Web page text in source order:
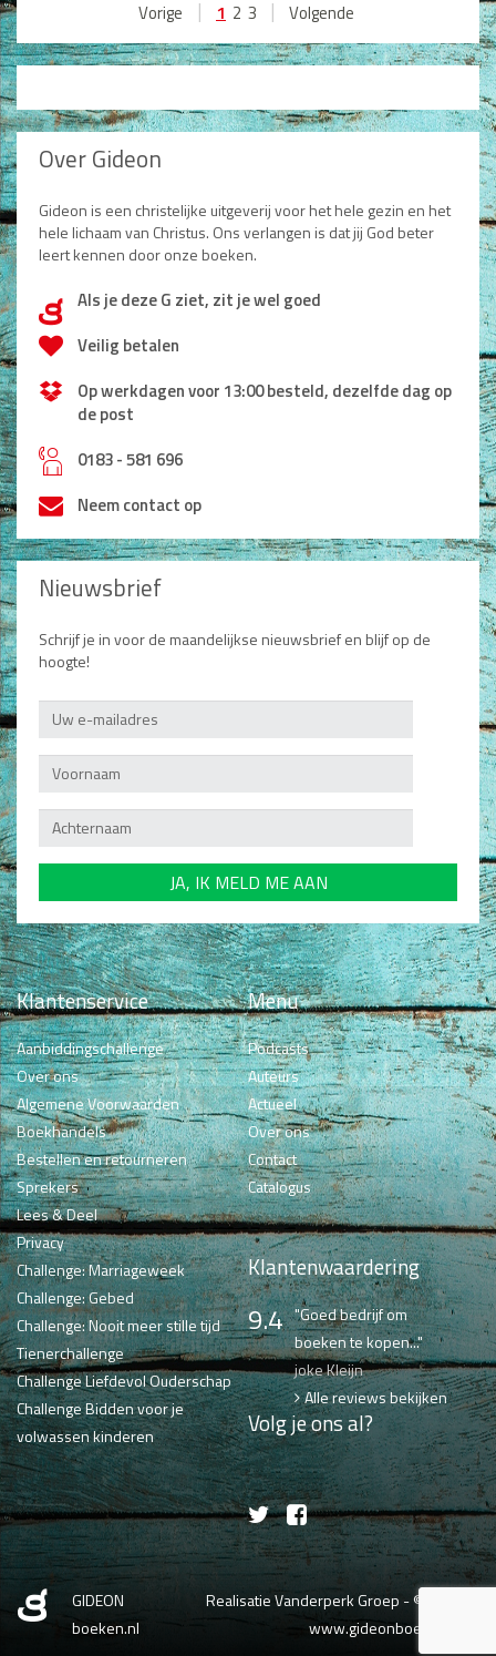
Vorige | 1 2 3 | Volgende
Over Gideon
Gideon is een christelijke uitgeverij voor het hele gezin en het
hele lichaam van Christus. Ons verlangen is dat jij God beter
leert kennen door onze boeken.
dAls je deze G ziet, zit je wel goed
Veilig betalen
Op werkdagen voor 13:00 besteld, dezelfde dag op
de post
h0183 - 581 696
Neem contact op
Nieuwsbrief
Schrijf je in voor de maandelijkse nieuwsbrief en blijf op de
hoogte!
Klantenservice
Aanbiddingschallenge
Over ons
Algemene Voorwaarden
Boekhandels
Bestellen en retourneren
Sprekers
Lees & Deel
Privacy
Challenge: Marriageweek
Challenge: Gebed
Challenge: Nooit meer stille tijd
Tienerchallenge
Challenge Liefdevol Ouderschap
Challenge Bidden voor je
volwassen kinderen
Menu
Podcasts
Auteurs
Actueel
Over ons
Contact
Catalogus
Klantenwaardering
9.4 "Goed bedrijf om
boeken te kopen..."
joke Kleijn
Alle reviews bekijken
Volg je ons al?
GIDEON
boeken.nl
Realisatie Vanderperk Groep - © 2026
www.gideonboeken.nl